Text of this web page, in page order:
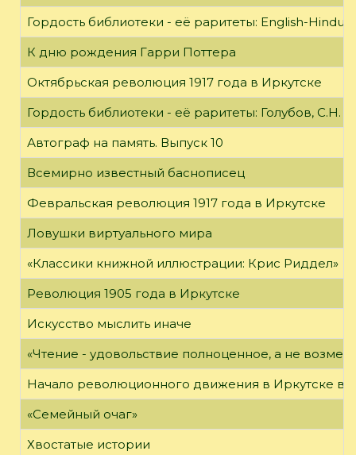
Гордость библиотеки - её раритеты: English-
К дню рождения Гарри Поттера
Октябрьская революция 1917 года в Иркутске
Гордость библиотеки - её раритеты: Голубов, С.Н.
Автограф на память. Выпуск 10
Всемирно известный баснописец
Февральская революция 1917 года в Иркутске
Ловушки виртуального мира
«Классики книжной иллюстрации: Крис Риддел»
Революция 1905 года в Иркутске
Искусство мыслить иначе
«Чтение - удовольствие полноценное, а не
Начало революционного движения в Иркутске в
«Семейный очаг»
Хвостатые истории